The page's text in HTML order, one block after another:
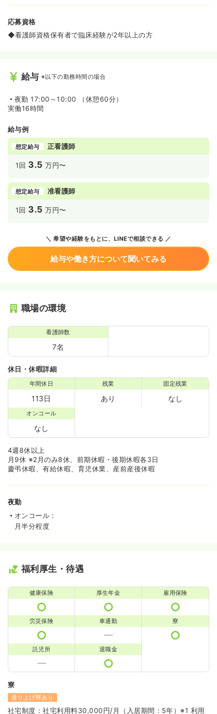
事ができます！同じタイミングで入社したスタッフと、約1
すので、他ホーム配属のスタッフともつながりを作ること
ができます。
◆ベネッセスタイルケア独自のマニュアルがホーム毎に整
また、『責任を負うのは会社（ホーム長）・判断はドクタ
大事にする風土が根付いています。
◆電子カルテ導入済み★ベネッセスタイルケア独自のシス
います。入力の手間も少なく、使いやすいと好評です！
応募資格
◆看護師資格保有者で臨床経験が2年以上の方
給与 ※以下の勤務時間の場合
夜勤 17:00～10:00 （休憩60分）
実働16時間
給与例
想定給与 正看護師
1回 3.5 万円〜
想定給与 准看護師
1回 3.5 万円〜
希望や経験をもとに、LINEで相談できる
給与や働き方について聞いてみる
職場の環境
看護師数
7名
休日・休暇詳細
年間休日
113日
残業
あり
固定残業
なし
オンコール
なし
4週8休以上
月9休 ※2月のみ8休、前期休暇・後期休暇各3日
慶弔休暇、有給休暇、育児休業、産前産後休暇
夜勤
オンコール：
月半分程度
福利厚生・待遇
健康保険 厚生年金 雇用保険
労災保険 車通勤 寮
託児所 退職金
寮
借り上げ寮あり
社宅制度：社宅利用料30,000円/月（入居期間：5年）※1 利用